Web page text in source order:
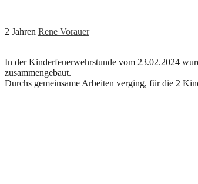
2 Jahren Rene Vorauer
In der Kinderfeuerwehrstunde vom 23.02.2024
zusammengebaut.
Durchs gemeinsame Arbeiten verging, für die 2